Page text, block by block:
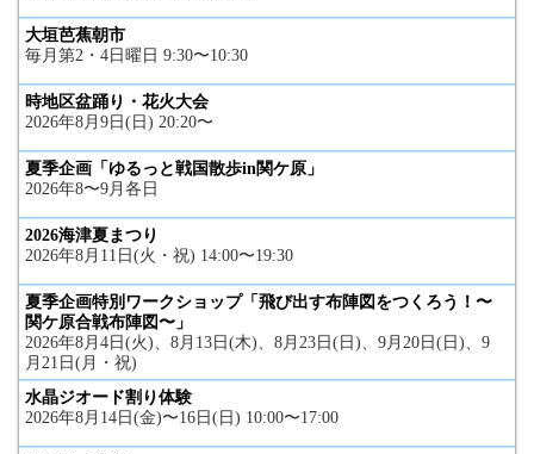
大垣芭蕉朝市
毎月第2・4日曜日 9:30〜10:30
時地区盆踊り・花火大会
2026年8月9日(日) 20:20〜
夏季企画「ゆるっと戦国散歩in関ケ原」
2026年8〜9月各日
2026海津夏まつり
2026年8月11日(火・祝) 14:00〜19:30
夏季企画特別ワークショップ「飛び出す布陣図をつくろう！〜
関ケ原合戦布陣図〜」
2026年8月4日(火)、8月13日(木)、8月23日(日)、9月20日(日)、9
月21日(月・祝)
水晶ジオード割り体験
2026年8月14日(金)〜16日(日) 10:00〜17:00